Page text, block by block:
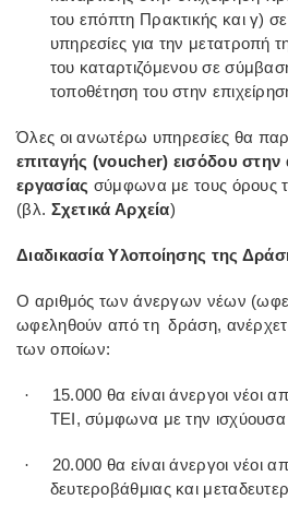
του επόπτη Πρακτικής και γ)
υπηρεσίες για την μετατροπή
του καταρτιζόμενου σε
τοποθέτηση του στην
Όλες οι ανωτέρω υπηρεσίες θα
επιταγής (voucher) εισόδου στην
εργασίας σύμφωνα με τους όρους
(βλ. Σχετικά Αρχεία)
Διαδικασία Υλοποίησης της
Ο αριθμός των άνεργων νέων
ωφεληθούν από τη δράση,
των οποίων:
·
15.000 θα είναι άνεργοι νέοι
ΤΕΙ, σύμφωνα με την ισχύουσα
·
20.000 θα είναι άνεργοι νέοι
δευτεροβάθμιας και